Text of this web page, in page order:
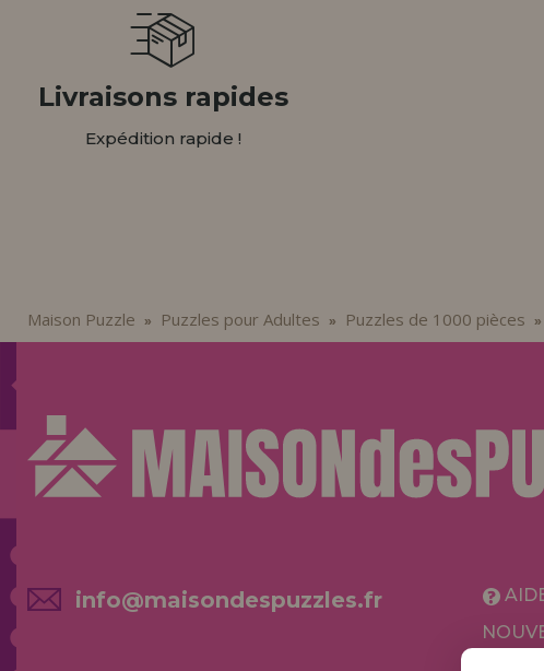
Livraisons rapides
Expédition rapide !
Maison Puzzle » Puzzles pour Adultes » Puzzles de 1000 pièces »
info@maisondespuzzles.fr